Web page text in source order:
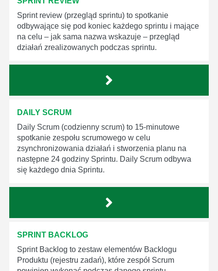
Sprint review (przegląd sprintu) to spotkanie
odbywające się pod koniec każdego sprintu i mające
na celu – jak sama nazwa wskazuje – przegląd
działań zrealizowanych podczas sprintu.
DAILY SCRUM
Daily Scrum (codzienny scrum) to 15-minutowe
spotkanie zespołu scrumowego w celu
zsynchronizowania działań i stworzenia planu na
następne 24 godziny Sprintu. Daily Scrum odbywa
się każdego dnia Sprintu.
SPRINT BACKLOG
Sprint Backlog to zestaw elementów Backlogu
Produktu (rejestru zadań), które zespół Scrum